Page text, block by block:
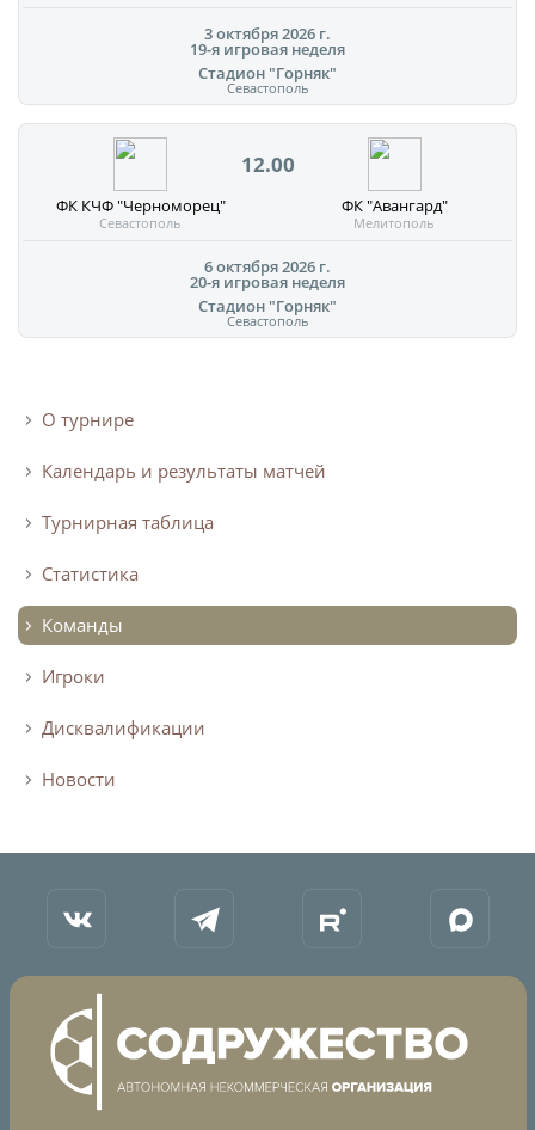
О турнире
Календарь и результаты матчей
Турнирная таблица
Статистика
Команды
Игроки
Дисквалификации
Новости
3 октября 2026 г.
19-я игровая неделя
Стадион "Горняк"
Севастополь
ФК КЧФ "Черноморец"
Севастополь
ФК "Авангард"
Мелитополь
12.00
6 октября 2026 г.
20-я игровая неделя
Стадион "Горняк"
Севастополь